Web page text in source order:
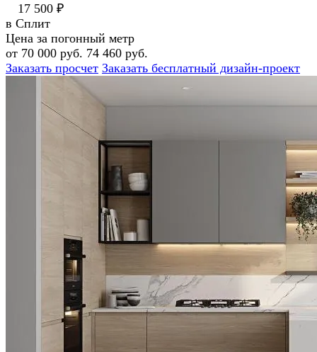
17 500 ₽
в Сплит
Цена за погонный метр
от 70 000 руб. 74 460 руб.
Заказать просчет Заказать бесплатный дизайн-проект